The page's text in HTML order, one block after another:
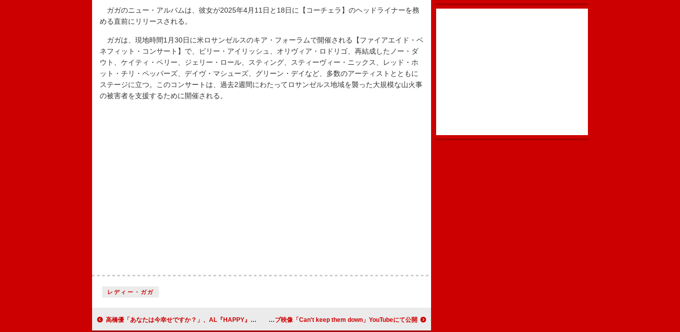
ガガのニュー・アルバムは、彼女が2025年4月11日と18日に【コーチェラ】のヘッドライナーを務
める直前にリリースされる。
ガガは、現地時間1月30日に米ロサンゼルスのキア・フォーラムで開催される【ファイアエイド・ベ
ネフィット・コンサート】で、ビリー・アイリッシュ、オリヴィア・ロドリゴ、再結成したノー・ダ
ウト、ケイティ・ペリー、ジェリー・ロール、スティング、スティーヴィー・ニックス、レッド・ホ
ット・チリ・ペッパーズ、デイヴ・マシューズ、グリーン・デイなど、多数のアーティストとともに
ステージに立つ。このコンサートは、過去2週間にわたってロサンゼルス地域を襲った大規模な山火事
の被害者を支援するために開催される。
レディー・ガガ
高橋優「あなたは今幸せですか？」、AL『HAPPY』より「BRAVE TRAIN」のショートMV公開 SHANK、ライブ映像「Can't keep them down」YouTubeにて公開